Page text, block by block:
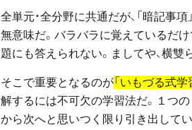
全単元・全分野に共通だが、「暗記事
無意味だ。バラバラに覚えているだ
題にも答えられない。ましてや、横雙
そこで重要となるのが「いもづる式学
解するには不可欠の学習法だ。１つの
から次へと思いつく限り引き出してい